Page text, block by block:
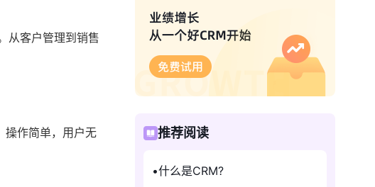
从客户管理到销售
操作简单，用户无
推荐阅读
什么是CRM?